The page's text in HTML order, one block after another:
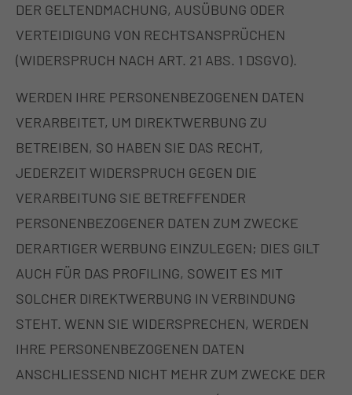
DER GELTENDMACHUNG, AUSÜBUNG ODER
VERTEIDIGUNG VON RECHTSANSPRÜCHEN
(WIDERSPRUCH NACH ART. 21 ABS. 1 DSGVO).
WERDEN IHRE PERSONENBEZOGENEN DATEN
VERARBEITET, UM DIREKTWERBUNG ZU
BETREIBEN, SO HABEN SIE DAS RECHT,
JEDERZEIT WIDERSPRUCH GEGEN DIE
VERARBEITUNG SIE BETREFFENDER
PERSONENBEZOGENER DATEN ZUM ZWECKE
DERARTIGER WERBUNG EINZULEGEN; DIES GILT
AUCH FÜR DAS PROFILING, SOWEIT ES MIT
SOLCHER DIREKTWERBUNG IN VERBINDUNG
STEHT. WENN SIE WIDERSPRECHEN, WERDEN
IHRE PERSONENBEZOGENEN DATEN
ANSCHLIESSEND NICHT MEHR ZUM ZWECKE DER